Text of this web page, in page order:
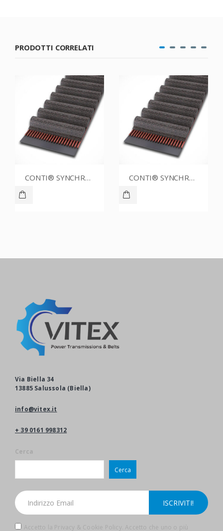
PRODOTTI CORRELATI
Via Biella 34
13885 Salussola (Biella)
info@vitex.it
+ 39 0161 998312
Cerca
Cerca
Accetto la Privacy & Cookie Policy. Accetto che uno o più